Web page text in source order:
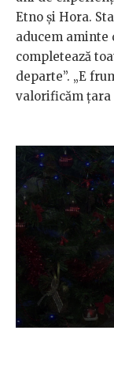
Etno și Hora.
aducem aminte
completează
departe”. „E
valorificăm țara